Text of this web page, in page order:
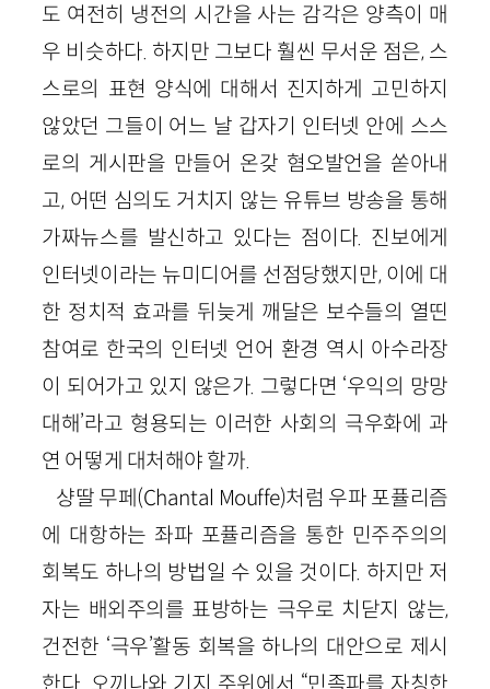
도 여전히 냉전의 시간을 사는 감각은 양측이 매
우 비슷하다. 하지만 그보다 훨씬 무서운 점은, 스
스로의 표현 양식에 대해서 진지하게 고민하지
않았던 그들이 어느 날 갑자기 인터넷 안에 스스
로의 게시판을 만들어 온갖 혐오발언을 쏟아내
고, 어떤 심의도 거치지 않는 유튜브 방송을 통해
가짜뉴스를 발신하고 있다는 점이다. 진보에게
인터넷이라는 뉴미디어를 선점당했지만, 이에 대
한 정치적 효과를 뒤늦게 깨달은 보수들의 열띤
참여로 한국의 인터넷 언어 환경 역시 아수라장
이 되어가고 있지 않은가. 그렇다면 ‘우익의 망망
대해’라고 형용되는 이러한 사회의 극우화에 과
연 어떻게 대처해야 할까.
샹딸 무페(Chantal Mouffe)처럼 우파 포퓰리즘
에 대항하는 좌파 포퓰리즘을 통한 민주주의의
회복도 하나의 방법일 수 있을 것이다. 하지만 저
자는 배외주의를 표방하는 극우로 치닫지 않는,
건전한 ‘극우’활동 회복을 하나의 대안으로 제시
한다. 오끼나와 기지 주위에서 “민족파를 자칭한